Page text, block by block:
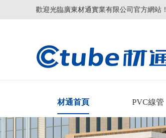
歡迎光臨廣東材通實業有限公司官方網站！
材通首頁 PVC線管